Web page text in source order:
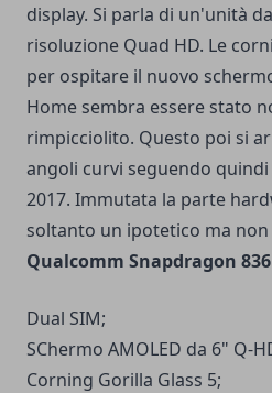
display. Si parla di un'unità
risoluzione Quad HD. Le
per ospitare il nuovo
Home sembra essere stato
rimpicciolito. Questo poi si
angoli curvi seguendo
2017. Immutata la parte
soltanto un ipotetico ma
Qualcomm Snapdragon 836
Dual SIM;
SChermo AMOLED da 6" Q-
Corning Gorilla Glass 5;